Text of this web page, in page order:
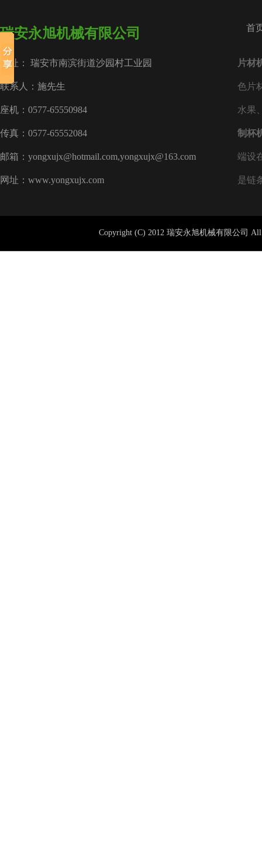
瑞安永旭机械有限公司
地址： 瑞安市南滨街道沙园村工业园
联系人：施先生
座机：0577-65550984
传真：0577-65552084
邮箱：yongxujx@hotmail.com,yongxujx@163.com
网址：www.yongxujx.com
首
片材
色片
水果
制杯
端设
是链
Copyright (C) 2012 瑞安永旭机械有限公司 All